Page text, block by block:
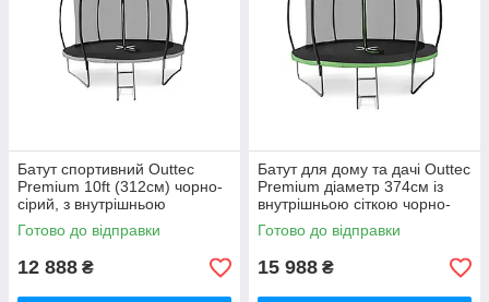
Батут спортивний Outtec
Premium 10ft (312см) чорно-
сірий, з внутрішньою
захисною огорожею
GoodPlace -worry-free-
Готово до відправки
12 888 ₴
Батут для дому та дачі Outtec
Premium діаметр 374см із
внутрішньою сіткою чорно-
зелений GoodPlace -worry-
free-shopping-
Готово до відправки
15 988 ₴